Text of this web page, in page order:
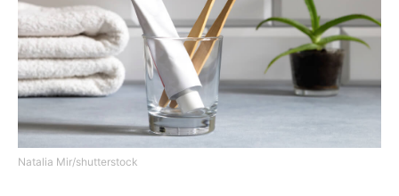
Natalia Mir/shutterstock